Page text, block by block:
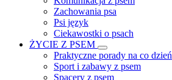
Zachowania psa
Psi język
Ciekawostki o psach
ŻYCIE Z PSEM
Praktyczne porady na co dzień
Sport i zabawy z psem
Spacery z psem